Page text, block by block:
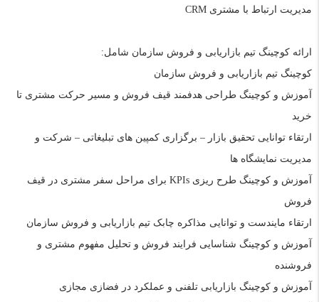
مدیریت ارتباط با مشتری CRM
ارائه کوچینگ تیم بازاریابی و فروش سازمان شامل:
کوچینگ تیم بازاریابی و فروش سازمان
آموزش و کوچینگ طراحی هدفمند قیف فروش و مسیر حرکت مشتری تا
خرید
ارتقاء توانایی تحقیق بازار – برگزاری کمپین های تبلیغاتی – شرکت و
مدیریت نمایشگاه ها
آموزش و کوچینگ طرح ریزی KPIs برای مراحل سفر مشتری در قیف
فروش
ارتقاء مایندست و توانایی مذاکره چابک تیم بازاریابی و فروش سازمان
آموزش و کوچینگ شناسایی فرایند فروش و تحلیل مفهوم مشتری و
فروشنده
آموزش و کوچینگ بازاریابی تلفنی و عملکرد در فضازی مجازی